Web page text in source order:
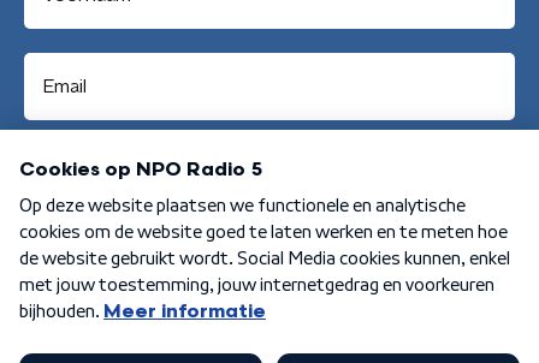
Aanmelden
Algemene voorwaarden